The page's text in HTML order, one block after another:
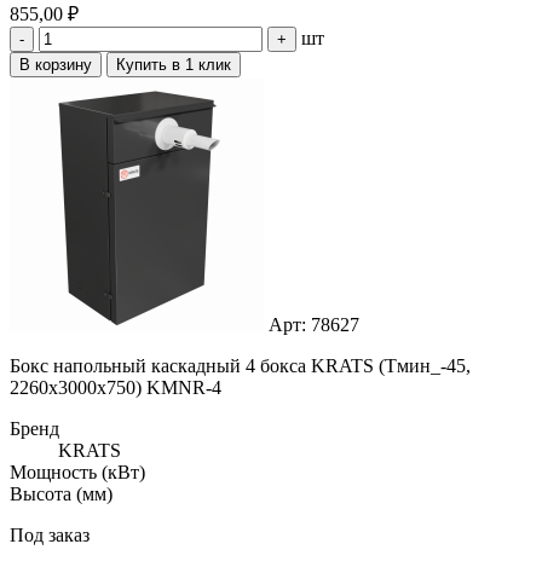
855,00 ₽
- + шт
В корзину Купить в 1 клик
Арт: 78627
Бокс напольный каскадный 4 бокса KRATS (Тмин_-45,
2260x3000x750) KMNR-4
Бренд
KRATS
Мощность (кВт)
Высота (мм)
Под заказ